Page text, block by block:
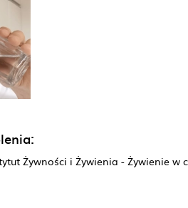
Żywności i Żywienia - Żywienie w